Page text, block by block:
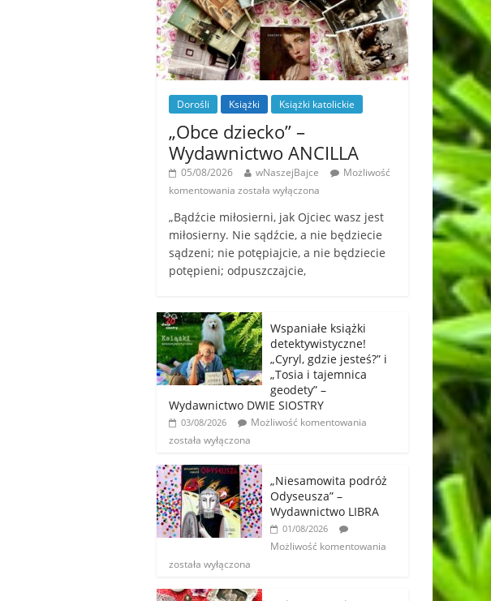
Dorośli Książki Książki katolickie
„Obce dziecko” –
Wydawnictwo ANCILLA
05/08/2026 wNaszejBajce
Możliwość
komentowania została wyłączona
„Bądźcie miłosierni, jak Ojciec wasz jest
miłosierny. Nie sądźcie, a nie będziecie
sądzeni; nie potępiajcie, a nie będziecie
potępieni; odpuszczajcie,
Wspaniałe książki
detektywistyczne!
„Cyryl, gdzie jesteś?” i
„Tosia i tajemnica
geodety” –
Wydawnictwo DWIE SIOSTRY
03/08/2026
Możliwość komentowania
została wyłączona
„Niesamowita podróż
Odyseusza” –
Wydawnictwo LIBRA
01/08/2026
Możliwość komentowania
została wyłączona